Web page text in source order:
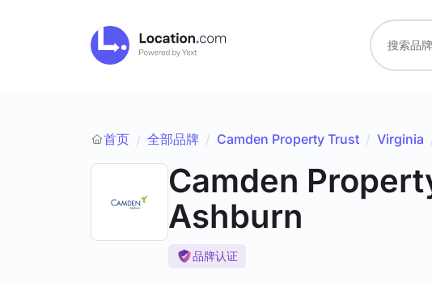
首页 / 全部品牌 / Camden Property Trust / Virginia
Camden
Ashburn
品牌认证